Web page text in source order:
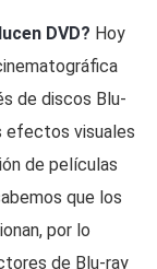
DVD? Hoy
de discos Blu-
efectos visuales
de películas
que los
por lo
de Blu-ray